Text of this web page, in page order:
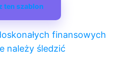
ten szablon
finansowych
należy śledzić